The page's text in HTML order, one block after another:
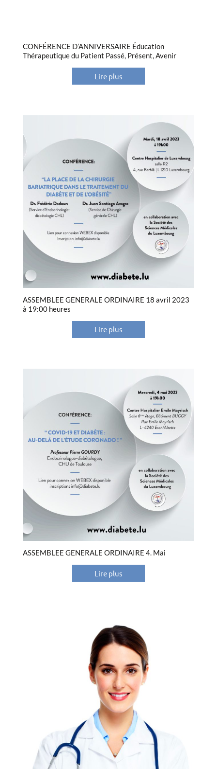
CONFÉRENCE D’ANNIVERSAIRE Éducation
Thérapeutique du Patient Passé, Présent, Avenir
Lire plus
ASSEMBLEE GENERALE ORDINAIRE 18 avril 2023
à 19:00 heures
Lire plus
ASSEMBLEE GENERALE ORDINAIRE 4. Mai
Lire plus